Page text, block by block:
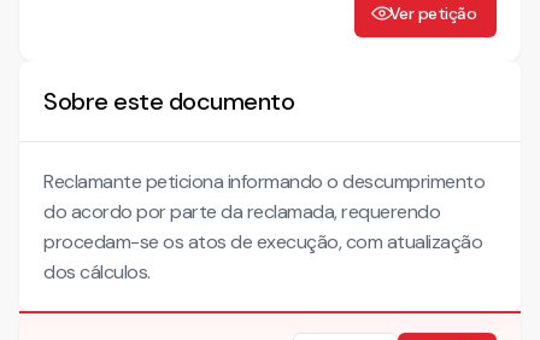
Ver petição
Sobre este documento
Reclamante peticiona informando o descumprimento
do acordo por parte da reclamada, requerendo
procedam-se os atos de execução, com atualização
dos cálculos.